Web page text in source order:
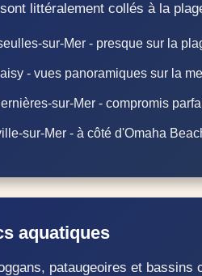
littéralement collés à la
sur-Mer - presque sur la
- vues panoramiques sur la
sur-Mer - compromis
sur-Mer - à côté d'Omaha
aquatiques
pataugeoires et